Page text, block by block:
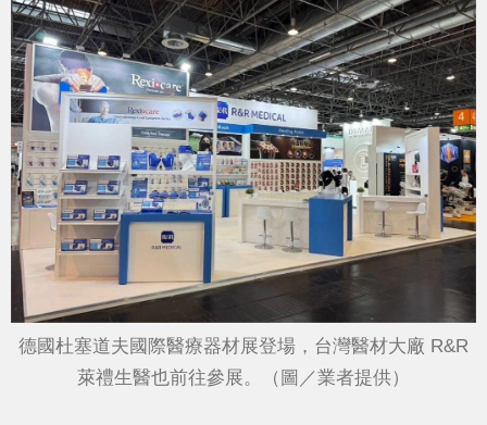
德國杜塞道夫國際醫療器材展登場，台灣醫材大廠 R&R
萊禮生醫也前往參展。（圖／業者提供）